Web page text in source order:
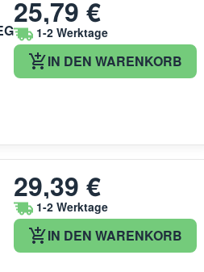
25,79 €
1-2 Werktage
IN DEN WARENKORB
29,39 €
1-2 Werktage
IN DEN WARENKORB